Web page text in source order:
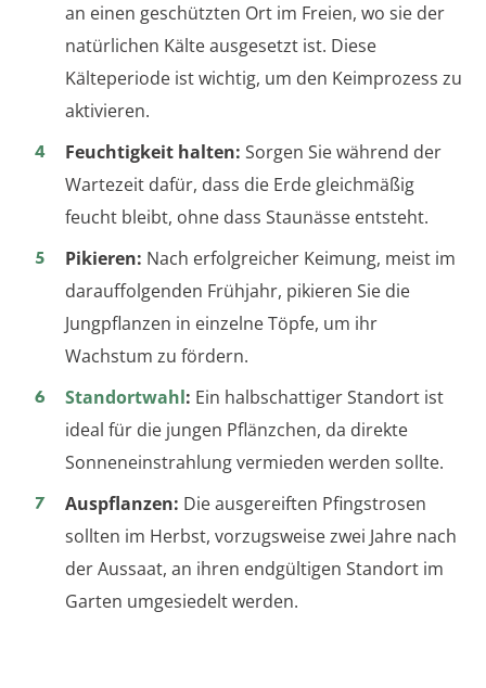
an einen geschützten Ort im Freien, wo sie der
natürlichen Kälte ausgesetzt ist. Diese
Kälteperiode ist wichtig, um den Keimprozess zu
aktivieren.
Feuchtigkeit halten: Sorgen Sie während der
Wartezeit dafür, dass die Erde gleichmäßig
feucht bleibt, ohne dass Staunässe entsteht.
Pikieren: Nach erfolgreicher Keimung, meist im
darauffolgenden Frühjahr, pikieren Sie die
Jungpflanzen in einzelne Töpfe, um ihr
Wachstum zu fördern.
Standortwahl: Ein halbschattiger Standort ist
ideal für die jungen Pflänzchen, da direkte
Sonneneinstrahlung vermieden werden sollte.
Auspflanzen: Die ausgereiften Pfingstrosen
sollten im Herbst, vorzugsweise zwei Jahre nach
der Aussaat, an ihren endgültigen Standort im
Garten umgesiedelt werden.